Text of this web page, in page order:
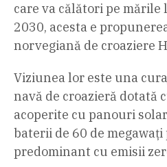
care va călători pe
2030, acesta e
norvegiană de croaziere
Viziunea lor este una
navă de croazieră dotată
acoperite cu panouri
baterii de 60 de
predominant cu emisii